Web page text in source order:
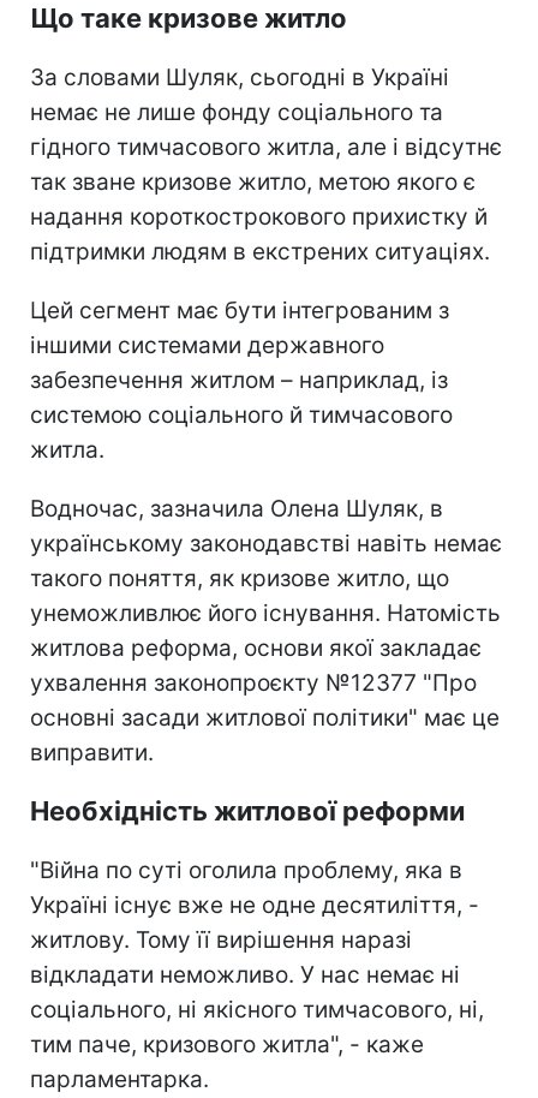
Що таке кризове житло
За словами Шуляк, сьогодні в Україні
немає не лише фонду соціального та
гідного тимчасового житла, але і відсутнє
так зване кризове житло, метою якого є
надання короткострокового прихистку й
підтримки людям в екстрених ситуаціях.
Цей сегмент має бути інтегрованим з
іншими системами державного
забезпечення житлом – наприклад, із
системою соціального й тимчасового
житла.
Водночас, зазначила Олена Шуляк, в
українському законодавстві навіть немає
такого поняття, як кризове житло, що
унеможливлює його існування. Натомість
житлова реформа, основи якої закладає
ухвалення законопроєкту №12377 "Про
основні засади житлової політики" має це
виправити.
Необхідність житлової реформи
"Війна по суті оголила проблему, яка в
Україні існує вже не одне десятиліття, -
житлову. Тому її вирішення наразі
відкладати неможливо. У нас немає ні
соціального, ні якісного тимчасового, ні,
тим паче, кризового житла", - каже
парламентарка.